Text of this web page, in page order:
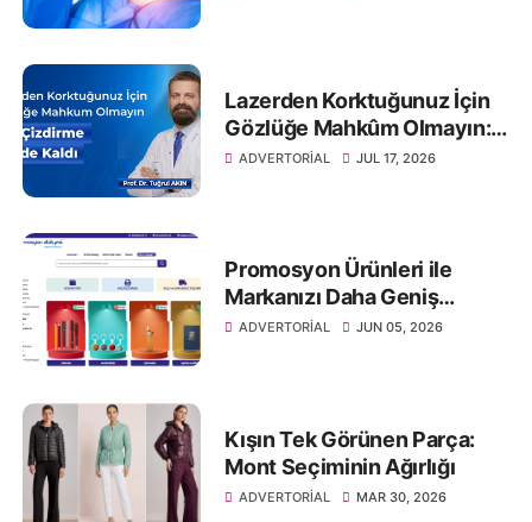
Lazerden Korktuğunuz İçin
Gözlüğe Mahkûm Olmayın:
Göz Çizdirme Eskide Kaldı
ADVERTORIAL JUL 17, 2026
Promosyon Ürünleri ile
Markanızı Daha Geniş
Kitlelere Ulaştırın
ADVERTORIAL JUN 05, 2026
Kışın Tek Görünen Parça:
Mont Seçiminin Ağırlığı
ADVERTORIAL MAR 30, 2026